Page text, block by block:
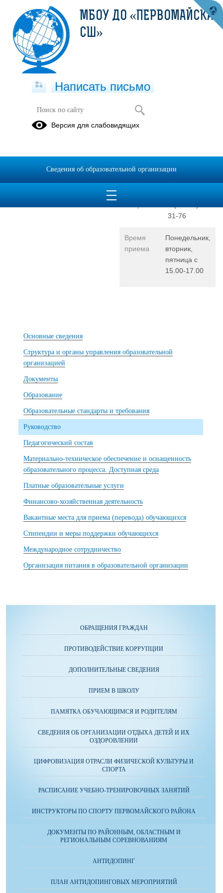
Директор
Николаевич
31-76
Время
приема
Понедельник,
вторник,
пятница с
15.00-17.00
Основные сведения
Структура и органы управления образовательной
организацией
Документы
Образование
Образовательные стандарты и требования
Руководство
Педагогический состав
Материально-техническое обеспечение и оснащенность
образовательного процесса. Доступная среда
Платные образовательные услуги
Финансово-хозяйственная деятельность
Вакантные места для приема (перевода) обучающихся
Стипендии и меры поддержки обучающихся
Международное сотрудничество
Организация питания в образовательной организации
ОБРАЩЕНИЯ ГРАЖДАН
ПРОТИВОДЕЙСТВИЕ КОРРУПЦИИ
ДОПОЛНИТЕЛЬНЫЕ СВЕДЕНИЯ
ПРИЕМ В ШКОЛУ
ПАМЯТКА ОБУЧАЮЩИМСЯ И РОДИТЕЛЯМ
СВЕДЕНИЯ ОБ ОРГАНИЗАЦИИ ОТДЫХА ДЕТЕЙ И ИХ
ОЗДОРОВЛЕНИИ
ЦИФРОВИЗАЦИЯ ОТРАСЛИ ФИЗИЧЕСКОЙ КУЛЬТУРЫ И
СПОРТА
РАСПИСАНИЕ УЧЕБНО-ТРЕНИРОВОЧНЫХ ЗАНЯТИЙ
ИНСТРУКТОРЫ ПО СПОРТУ ПЕРВОМАЙСКОГО РАЙОНА
ДОКУМЕНТЫ ПО РАЙОННЫМ, ОБЛАСТНЫМ И
РЕГИОНАЛЬНЫМ СОРЕВНОВАНИЯМ
АНТИДОПИНГ
ПЛАН АНТИДОПИНГОВЫХ МЕРОПРИЯТИЙ
МБОУ ДО «ПЕРВОМАЙСКАЯ
СШ»
Написать письмо
Версия для слабовидящих
Сведения об образовательной организации